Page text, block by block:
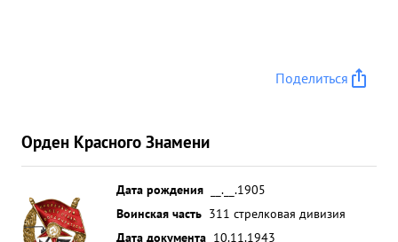
Поделиться
Орден Красного Знамени
Дата рождения
__.__.1905
Воинская часть 311 стрелковая дивизия
Дата документа 10.11.1943